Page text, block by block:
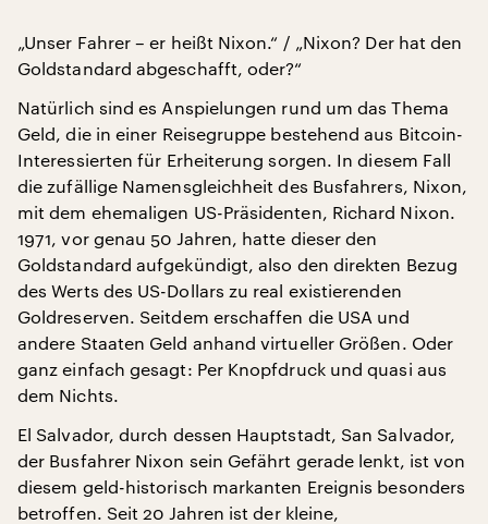
„Unser Fahrer – er heißt Nixon.“ / „Nixon? Der hat den
Goldstandard abgeschafft, oder?“
Natürlich sind es Anspielungen rund um das Thema
Geld, die in einer Reisegruppe bestehend aus Bitcoin-
Interessierten für Erheiterung sorgen. In diesem Fall
die zufällige Namensgleichheit des Busfahrers, Nixon,
mit dem ehemaligen US-Präsidenten, Richard Nixon.
1971, vor genau 50 Jahren, hatte dieser den
Goldstandard aufgekündigt, also den direkten Bezug
des Werts des US-Dollars zu real existierenden
Goldreserven. Seitdem erschaffen die USA und
andere Staaten Geld anhand virtueller Größen. Oder
ganz einfach gesagt: Per Knopfdruck und quasi aus
dem Nichts.
El Salvador, durch dessen Hauptstadt, San Salvador,
der Busfahrer Nixon sein Gefährt gerade lenkt, ist von
diesem geld-historisch markanten Ereignis besonders
betroffen. Seit 20 Jahren ist der kleine,